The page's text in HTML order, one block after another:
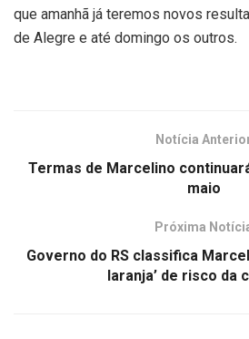
que amanhã já teremos novos
de Alegre e até domingo os outros.
Notícia
Termas de Marcelino
maio
Próxima
Governo do RS classifica
laranja’ de risco da